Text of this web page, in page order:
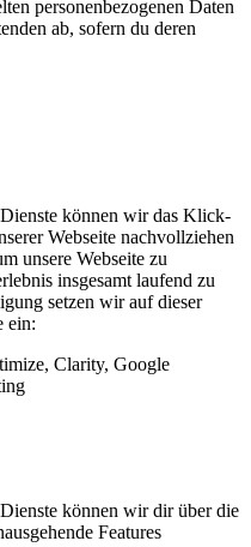
personenbezogenen Daten
ab, sofern du deren
können wir das Klick-
Webseite nachvollziehen
unsere Webseite zu
insgesamt laufend zu
setzen wir auf dieser
ein:
Clarity, Google
können wir dir über die
Features